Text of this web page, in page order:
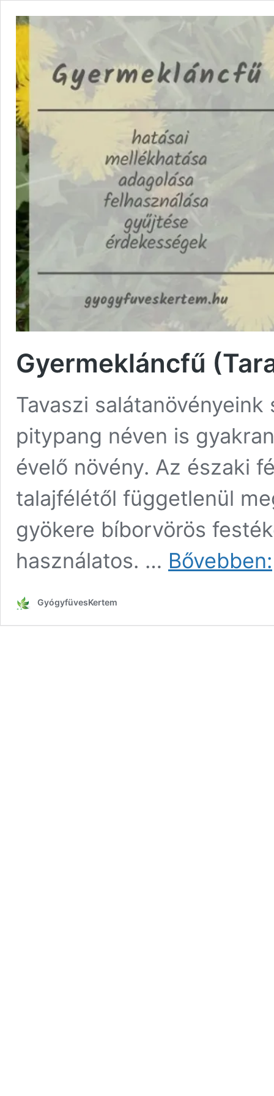
Gyermekláncfű
Tavaszi
pitypang néven is
évelő növény. Az északi
talajfélétől függetlenül
gyökere bíborvörös
használatos. … Bővebben:
GyógyfüvesKertem